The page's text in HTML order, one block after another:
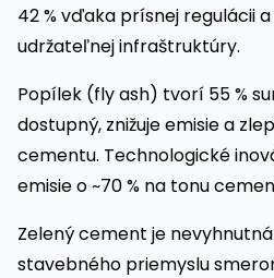
42 % vďaka prísnej regulácii
udržateľnej infraštruktúry.
Popílek (fly ash) tvorí 55 %
dostupný, znižuje emisie a
cementu. Technologické
emisie o ~70 % na tonu
Zelený cement je
stavebného priemyslu